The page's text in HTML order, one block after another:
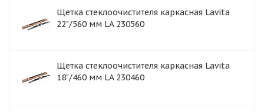
Щетка стеклоочистителя каркасная Lavita
22"/560 мм LA 230560
Щетка стеклоочистителя каркасная Lavita
18"/460 мм LA 230460